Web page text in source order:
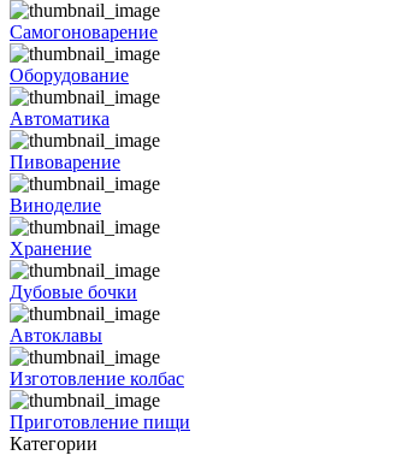
Самогоноварение
Оборудование
Автоматика
Пивоварение
Виноделие
Хранение
Дубовые бочки
Автоклавы
Изготовление колбас
Приготовление пищи
Категории